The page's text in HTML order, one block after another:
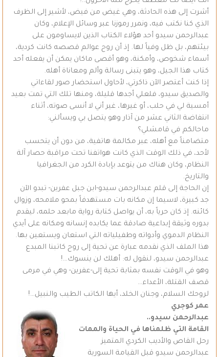
أشرت إلى هذه الحادثة، وهي غيض من فيض، لأشير إلى الظرف
الذي كنا نكتب فيه، ونمرر رموزنا عبر وسائل الإعلام، وكان
عبدالرحمن سيدو أحد هؤلاء الكتاب الذين لايساومون على
بيئتهم، بل ظل وفياً لها. إذ أن روح عوالم قصصه كانت كردية،
أسماء شخوص، وأمكنة، وهو أقصى ماكان يمكن أن يفعله أحد
كتاب هذا الجيل، وهو يتبنى رسالة وألم ومعاناة أهله.
إذا كنت أعتصر الآن ذاكرتي، لأحاول استحضار صور لقاءاتي
والصديق سيدو، فلعلي أجدها قليلة، ومنها تلك التي تمت بعيد
أمسية لي في حلب، أو غيرها، غير أني لا أنسى صوته، أثناء
انتفاضة الثاني عشر من آذار وهو يتصل بي ويسألني:
ماحالكم في قامشلي؟
متضامناً مع أهله، عبر مكالمة هاتفية، من دون أن يتحسب
لأحد، في ذلك الوقت الذي كانت هواتفنا تحت مراقبة حصار آلة
النظام، وكان هناك من يتوعد بإبادة الكرد من الجغرافيا
والتاريخ.
إن الحاجة إلى قلم عبدالرحمن سيدو-ابن جبل عفرين- تبدو الآن
جد كبيرة، لاسيما إن مكانه بات مستهدفاً بمحو ملامحه، وزوال
كائنه. إذ كان حرياً به، أن يواصل كتابة رواية مابعد حلمه، ليقدم
بدوره وثيقة إبداعية صادقة عما يكابده إنسانه ومكانه على أيدي
النظام الدموي وأدواته وطفيلياته التي استعان ويستعين بها.
هذا الملف الذي نقدمه عبارة عن تحية إلى روح كاتبنا المبدع
عبدالرحمن سيدو، لنقول له: أهلك لن ينسوك…!
وهو في الوقت نفسه بمثابة تحية إلى-عفرين- وهي في مرمى
قصف القتلة، الأعداء…
لروحك السلام، وجنان الخلد، أيها الكاتب الطيب والنبيل…!
عمر كوجري
عبدالرحمن سيدو..
القامة التي ظلمناها في الحياة والممات
رحل القاص والأديب الكردي المتميز
عبدالرحمن سيدو قبل القيامة السورية